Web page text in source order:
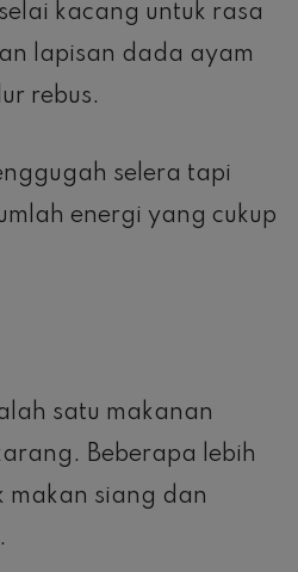
kacang untuk rasa
lapisan dada ayam
rebus.
selera tapi
energi yang cukup
satu makanan
Beberapa lebih
makan siang dan